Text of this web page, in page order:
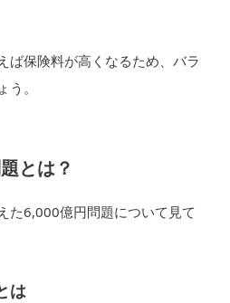
ば保険料が高くなるため、バラ
。
とは？
た6,000億円問題について見て
は